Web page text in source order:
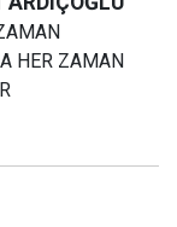
HER ZAMAN